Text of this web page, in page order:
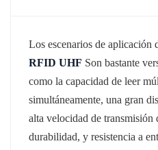
Los escenarios de aplicación
RFID UHF Son bastante
como la capacidad de leer
simultáneamente, una gran
alta velocidad de
durabilidad, y resistencia a